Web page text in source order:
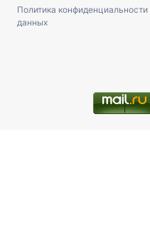
Политика конфиденциальности
данных